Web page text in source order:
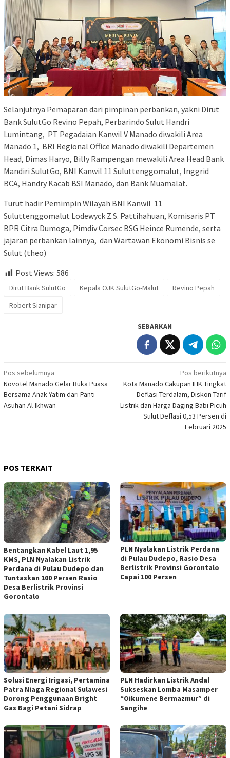
Selanjutnya Pemaparan dari pimpinan perbankan, yakni Dirut
Bank SulutGo Revino Pepah, Perbarindo Sulut Handri
Lumintang, PT Pegadaian Kanwil V Manado diwakili Area
Manado 1, BRI Regional Office Manado diwakili Departemen
Head, Dimas Haryo, Billy Rampengan mewakili Area Head Bank
Mandiri SulutGo, BNI Kanwil 11 Suluttenggomalut, Inggrid
BCA, Handry Kacab BSI Manado, dan Bank Muamalat.
Turut hadir Pemimpin Wilayah BNI Kanwil 11
Suluttenggomalut Lodewyck Z.S. Pattihahuan, Komisaris PT
BPR Citra Dumoga, Pimdiv Corsec BSG Heince Rumende, serta
jajaran perbankan lainnya, dan Wartawan Ekonomi Bisnis se
Sulut (theo)
Post Views: 586
Dirut Bank SulutGo Kepala OJK SulutGo-Malut
Revino Pepah
Robert Sianipar
SEBARKAN
Navigasi
pos
Pos sebelumnya
Novotel Manado Gelar Buka Puasa
Bersama Anak Yatim dari Panti
Asuhan Al-Ikhwan
Pos berikutnya
Kota Manado Cakupan IHK Tingkat
Deflasi Terdalam, Diskon Tarif
Listrik dan Harga Daging Babi Picuh
Sulut Deflasi 0,53 Persen di
Februari 2025
POS TERKAIT
Bentangkan Kabel Laut 1,95
KMS, PLN Nyalakan Listrik
Perdana di Pulau Dudepo dan
Tuntaskan 100 Persen Rasio
Desa Berlistrik Provinsi
Gorontalo
PLN Nyalakan Listrik Perdana
di Pulau Dudepo, Rasio Desa
Berlistrik Provinsi Gorontalo
Capai 100 Persen
Solusi Energi Irigasi, Pertamina
Patra Niaga Regional Sulawesi
Dorong Penggunaan Bright
Gas Bagi Petani Sidrap
PLN Hadirkan Listrik Andal
Sukseskan Lomba Masamper
“Oikumene Bermazmur” di
Sangihe